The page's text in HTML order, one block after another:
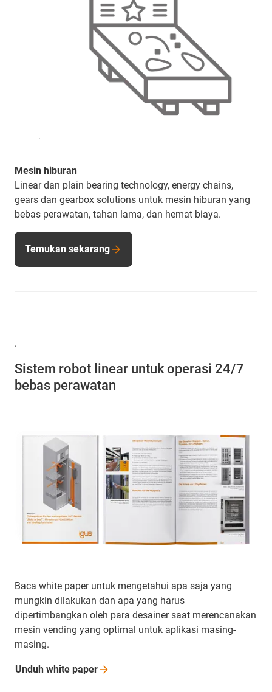
.
Mesin hiburan
Linear dan plain bearing technology, energy chains,
gears dan gearbox solutions untuk mesin hiburan yang
bebas perawatan, tahan lama, dan hemat biaya.
Temukan sekarang
.
Sistem robot linear untuk operasi 24/7
bebas perawatan
Baca white paper untuk mengetahui apa saja yang
mungkin dilakukan dan apa yang harus
dipertimbangkan oleh para desainer saat merencanakan
mesin vending yang optimal untuk aplikasi masing-
masing.
Unduh white paper